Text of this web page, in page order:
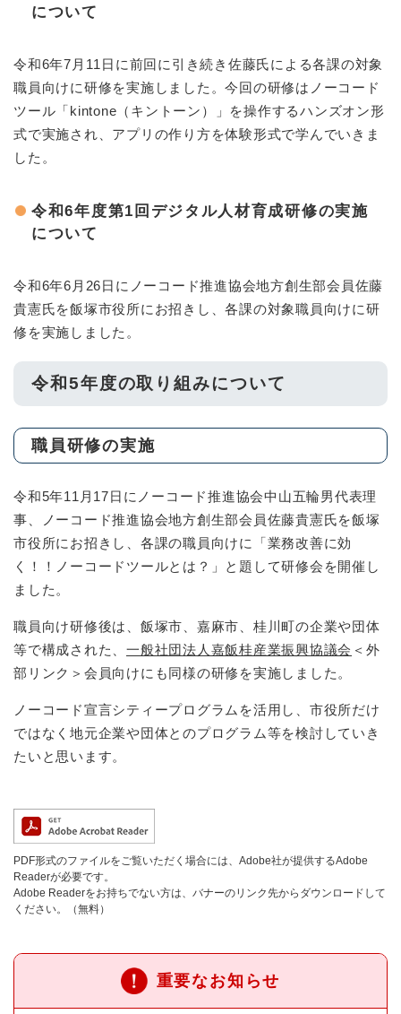
について
令和6年7月11日に前回に引き続き佐藤氏による各課の対象
職員向けに研修を実施しました。今回の研修はノーコード
ツール「kintone（キントーン）」を操作するハンズオン形
式で実施され、アプリの作り方を体験形式で学んでいきま
した。
令和6年度第1回デジタル人材育成研修の実施
について
令和6年6月26日にノーコード推進協会地方創生部会員佐藤
貴憲氏を飯塚市役所にお招きし、各課の対象職員向けに研
修を実施しました。
令和5年度の取り組みについて
職員研修の実施
令和5年11月17日にノーコード推進協会中山五輪男代表理
事、ノーコード推進協会地方創生部会員佐藤貴憲氏を飯塚
市役所にお招きし、各課の職員向けに「業務改善に効
く！！ノーコードツールとは？」と題して研修会を開催し
ました。
職員向け研修後は、飯塚市、嘉麻市、桂川町の企業や団体
等で構成された、 一般社団法人嘉飯桂産業振興協議会 ＜外
部リンク＞ 会員向けにも同様の研修を実施しました。
ノーコード宣言シティープログラムを活用し、市役所だけ
ではなく地元企業や団体とのプログラム等を検討していき
たいと思います。
PDF形式のファイルをご覧いただく場合には、Adobe社が提供するAdobe
Readerが必要です。
Adobe Readerをお持ちでない方は、バナーのリンク先からダウンロードして
ください。（無料）
重要なお知らせ